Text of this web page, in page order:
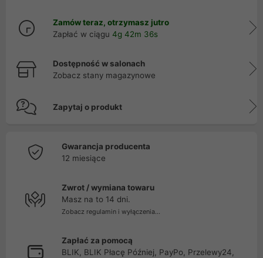
Zamów teraz, otrzymasz jutro
Zapłać w ciągu 4g 42m 36s
Dostępność w salonach
Zobacz stany magazynowe
Zapytaj o produkt
Gwarancja producenta
12 miesiące
Zwrot / wymiana towaru
Masz na to 14 dni.
Zobacz regulamin i wyłączenia...
Zapłać za pomocą
BLIK, BLIK Płacę Później, PayPo, Przelewy24,